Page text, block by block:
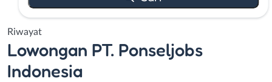
Riwayat
Lowongan PT. Ponseljobs
Indonesia